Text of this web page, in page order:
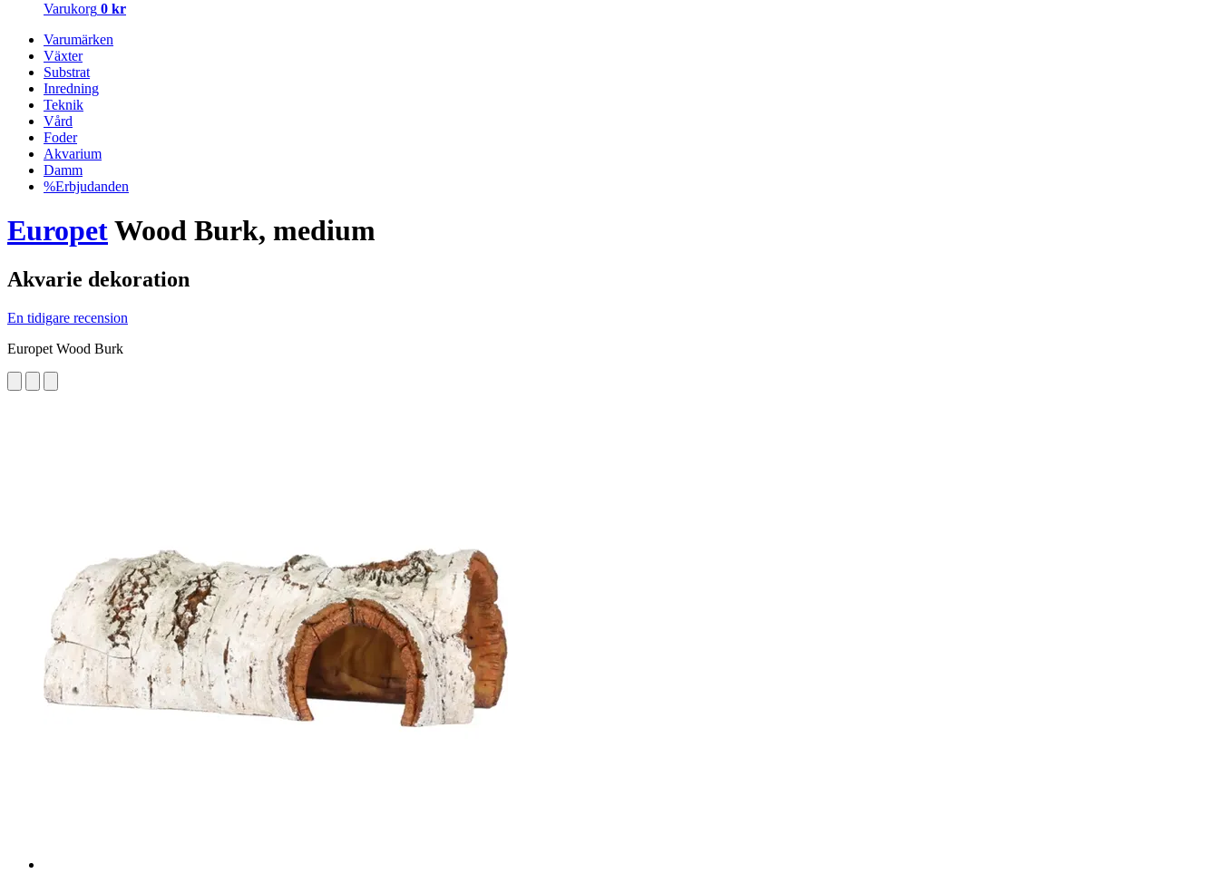
Varukorg 0 kr
Varumärken
Växter
Substrat
Inredning
Teknik
Vård
Foder
Akvarium
Damm
%Erbjudanden
EuropetWood Burk, medium
Akvarie dekoration
En tidigare recension
Europet Wood Burk